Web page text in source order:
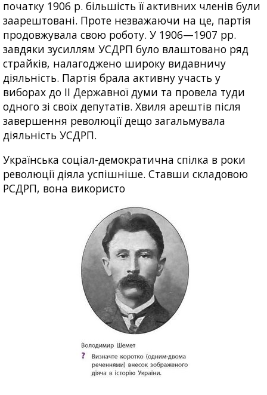
початку 1906 р. більшість її активних членів були
заарештовані. Проте незважаючи на це, партія
продовжувала свою роботу. У 1906—1907 рр.
завдяки зусиллям УСДРП було влаштовано ряд
страйків, налагоджено широку видавничу
діяльність. Партія брала активну участь у
виборах до II Державної думи та провела туди
одного зі своїх депутатів. Хвиля арештів після
завершення революції дещо загальмувала
діяльність УСДРП.
Українська соціал-демократична спілка в роки
революції діяла успішніше. Ставши складовою
РСДРП, вона використо